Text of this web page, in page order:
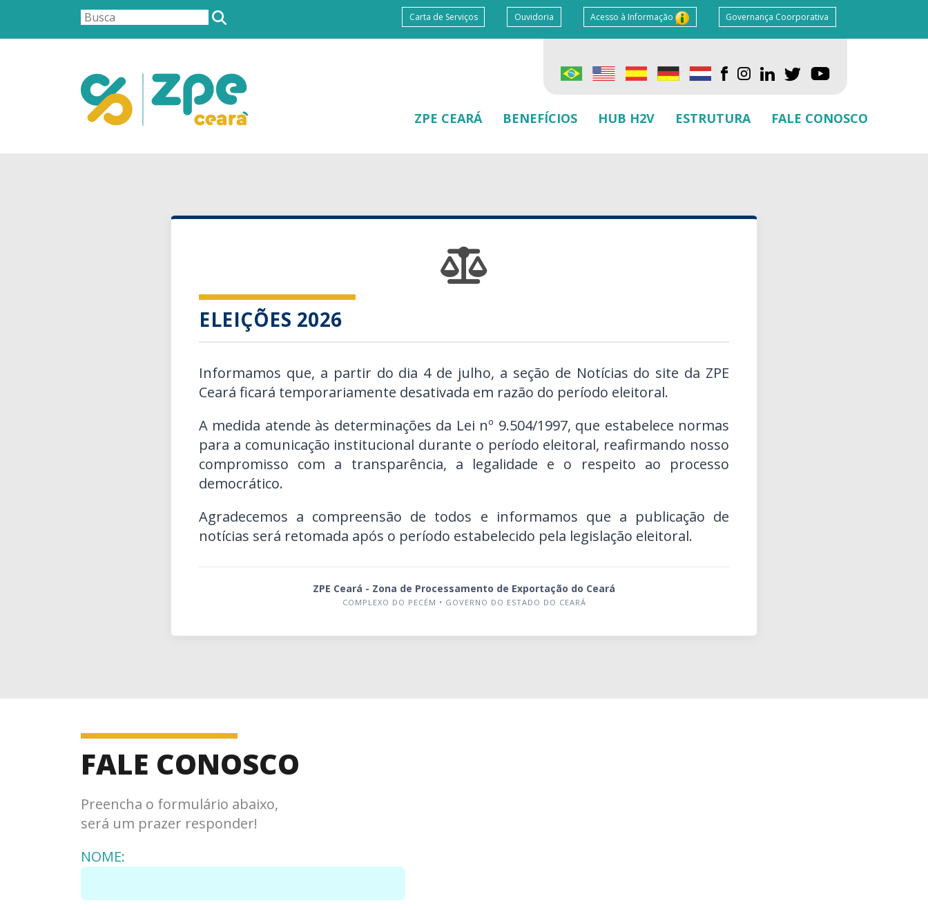
Carta de Serviços Ouvidoria Acesso à Informação Governança Coorporativa
ZPE CEARÁ BENEFÍCIOS HUB H2V ESTRUTURA FALE CONOSCO
ELEIÇÕES 2026
Informamos que, a partir do dia 4 de julho, a seção de Notícias do site da ZPE
Ceará ficará temporariamente desativada em razão do período eleitoral.
A medida atende às determinações da Lei nº 9.504/1997, que estabelece normas
para a comunicação institucional durante o período eleitoral, reafirmando nosso
compromisso com a transparência, a legalidade e o respeito ao processo
democrático.
Agradecemos a compreensão de todos e informamos que a publicação de
notícias será retomada após o período estabelecido pela legislação eleitoral.
ZPE Ceará - Zona de Processamento de Exportação do Ceará
COMPLEXO DO PECÉM • GOVERNO DO ESTADO DO CEARÁ
FALE CONOSCO
Preencha o formulário abaixo,
será um prazer responder!
NOME: